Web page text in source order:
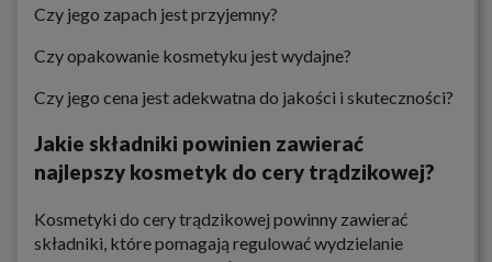
Czy jego zapach jest przyjemny?
Czy opakowanie kosmetyku jest wydajne?
Czy jego cena jest adekwatna do jakości i skuteczności?
Jakie składniki powinien zawierać
najlepszy kosmetyk do cery trądzikowej?
Kosmetyki do cery trądzikowej powinny zawierać
składniki, które pomagają regulować wydzielanie